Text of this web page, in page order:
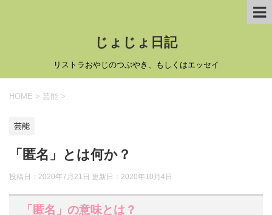
じょじょ日記
リストラおやじのつぶやき、もしくはエッセイ
HOME > 芸能 >
芸能
「匿名」とは何か？
投稿日：2020年7月21日 更新日： 2020年10月4日
「匿名」の意味とは？